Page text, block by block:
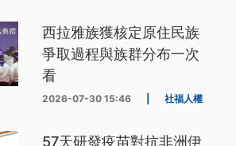
西拉雅族獲核定原住民族
爭取過程與族群分布一次
看
2026-07-30 15:46 社福人權
57天研發疫苗對抗非洲伊